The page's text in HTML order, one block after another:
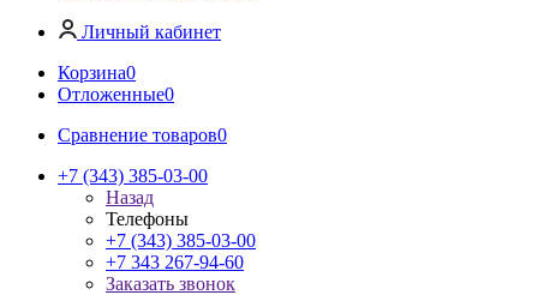
Личный кабинет
Корзина0
Отложенные0
Сравнение товаров0
+7 (343) 385-03-00
Назад
Телефоны
+7 (343) 385-03-00
+7 343 267-94-60
Заказать звонок